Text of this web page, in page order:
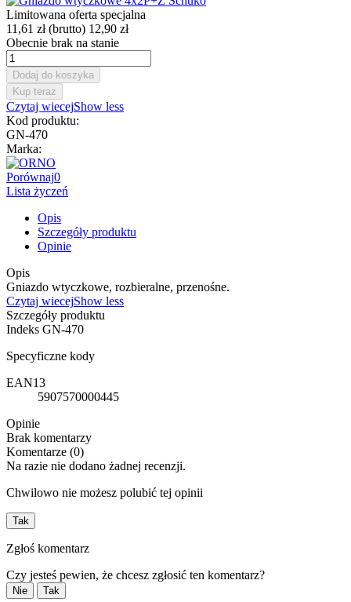
Limitowana oferta specjalna
11,61 zł (brutto) 12,90 zł
Obecnie brak na stanie
Dodaj do koszyka
Kup teraz
Czytaj wiecejShow less
Kod produktu:
GN-470
Marka:
Porównaj0
Lista życzeń
Opis
Szczegóły produktu
Opinie
Opis
Gniazdo wtyczkowe, rozbieralne, przenośne.
Czytaj wiecejShow less
Szczegóły produktu
Indeks GN-470
Specyficzne kody
EAN13
5907570000445
Opinie
Brak komentarzy
Komentarze (0)
Na razie nie dodano żadnej recenzji.
Chwilowo nie możesz polubić tej opinii
Tak
Zgłoś komentarz
Czy jesteś pewien, że chcesz zgłosić ten komentarz?
Nie Tak